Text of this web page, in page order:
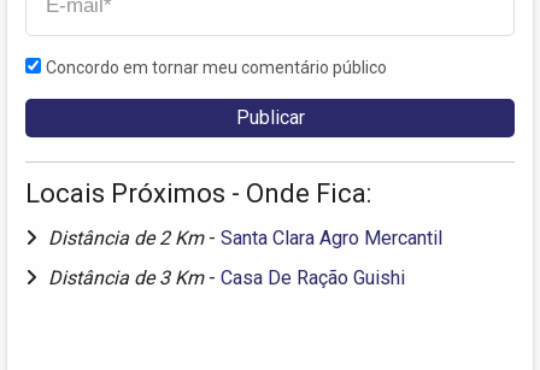
Concordo em tornar meu comentário público
Locais Próximos - Onde Fica:
Distância de 2 Km - Santa Clara Agro Mercantil
Distância de 3 Km - Casa De Ração Guishi